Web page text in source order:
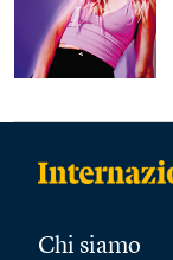
Chi siamo